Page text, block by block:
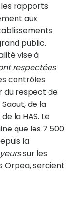
les rapports
aux
public.
vise à
respectées
contrôles
du respect de
de la
la HAS. Le
que les 7 500
la
sur les
Orpea, seraient